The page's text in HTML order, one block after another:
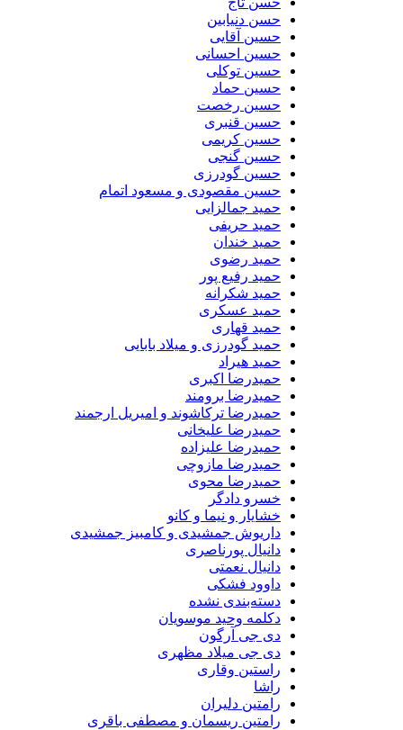
حسن دنیابین
حسین آقایی
حسین احسانی
حسین توکلی
حسین حماد
حسین رخصت
حسین قنبری
حسین کریمی
حسین گنجی
حسین گودرزی
حسین مقصودی و مسعود اتمام
حمید جمالزایی
حمید حریفی
حمید خندان
حمید رضوی
حمید رفیع پور
حمید شکرانه
حمید عسکری
حمید قهاری
حمید گودرزی و میلاد بابایی
حمید هیراد
حمیدرضا اکبری
حمیدرضا برومند
حمیدرضا ترکاشوند و امیریل ارجمند
حمیدرضا علیخانی
حمیدرضا علیزاده
حمیدرضا مازوچی
حمیدرضا محوی
خسرو دادگر
خشایار و نیما و کانو
داریوش جمشیدی و کامبیز جمشیدی
دانیال پورناصری
دانیال نعمتی
داوود فشکی
دسته‌بندی نشده
دکلمه وحید موسویان
دی جی آرگون
دی جی میلاد مظهری
راستین وقاری
رامتین دلیران
رامتین ریسمان و مصطفی باقری